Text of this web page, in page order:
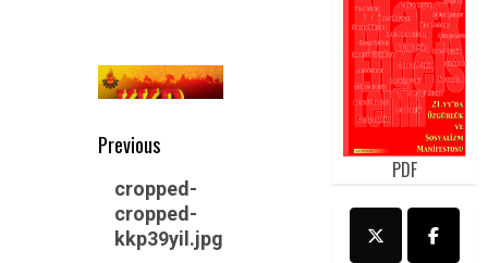
Post
navigation
Previous
Previous
post:
cropped-
cropped-
kkp39yil.jpg
PDF